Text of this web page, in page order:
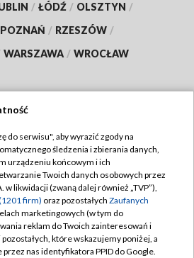
/ ŁÓDŹ / OLSZTYN /
POZNAŃ / RZESZÓW /
WARSZAWA / WROCŁAW
TVP
Cyfrowa
Regulamin TVP
prywatności
Moje zgody
Pomoc
do serwisu", aby wyrazić zgody na
śledzenia i zbierania danych,
urządzeniu końcowym i ich
Twoich danych osobowych przez
w likwidacji (zwaną dalej również „TVP”),
firm) oraz pozostałych Zaufanych
marketingowych (w tym do
reklam do Twoich zainteresowań i
które wskazujemy poniżej, a
nas identyfikatora PPID do Google.